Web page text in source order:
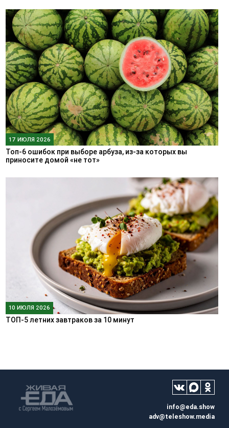
17 ИЮЛЯ 2026
Топ-6 ошибок при выборе арбуза, из-за которых вы
приносите домой «не тот»
10 ИЮЛЯ 2026
ТОП-5 летних завтраков за 10 минут
info@eda.show
adv@teleshow.media